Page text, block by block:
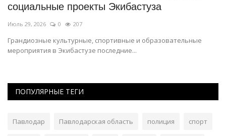
социальные проекты Экибастуза
Июль 29, 2026 0 207
Грандиозные культурные, спортивные и образовательные
мероприятия в Экибастузе последние...
ПОПУЛЯРНЫЕ ТЕГИ
Павлодар Павлодарская область полиция спорт